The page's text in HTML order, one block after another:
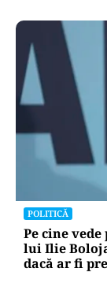
POLITICĂ
Pe cine
lui Ilie
dacă ar fi